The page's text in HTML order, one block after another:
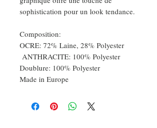
sophistication pour un look tendance.
Composition:
OCRE: 72% Laine, 28% Polyester
ANTHRACITE: 100% Polyester
Doublure: 100% Polyester
Made in Europe